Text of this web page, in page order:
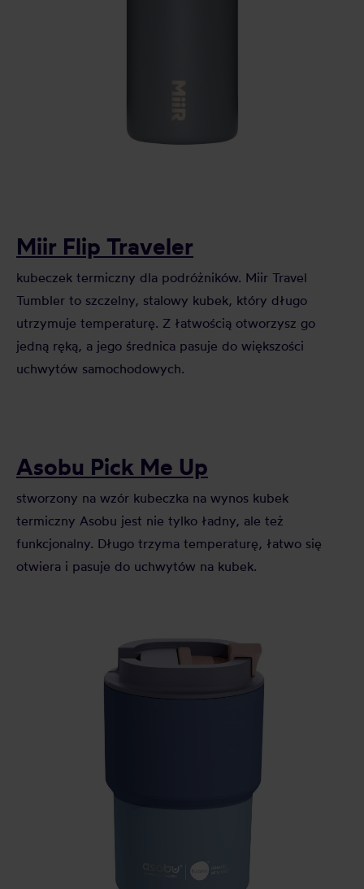
Miir Flip Traveler
kubeczek termiczny dla podróżników. Miir Travel
Tumbler to szczelny, stalowy kubek, który długo
utrzymuje temperaturę. Z łatwością otworzysz go
jedną ręką, a jego średnica pasuje do większości
uchwytów samochodowych.
Asobu Pick Me Up
stworzony na wzór kubeczka na wynos kubek
termiczny Asobu jest nie tylko ładny, ale też
funkcjonalny. Długo trzyma temperaturę, łatwo się
otwiera i pasuje do uchwytów na kubek.